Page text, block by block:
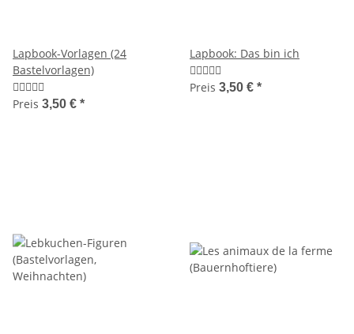
Lapbook-Vorlagen (24
Bastelvorlagen)
Preis 3,50 € *
Lapbook: Das bin ich
Preis 3,50 € *